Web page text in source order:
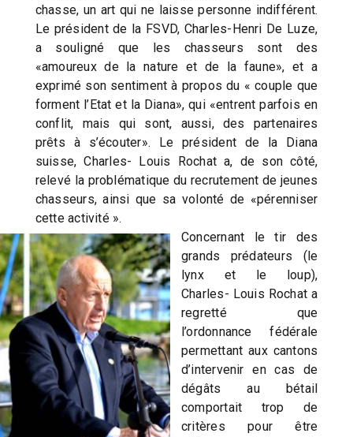
chasse, un art qui ne laisse personne indifférent.
Le président de la FSVD, Charles-Henri De Luze,
a souligné que les chasseurs sont des
«amoureux de la nature et de la faune», et a
exprimé son sentiment à propos du « couple que
forment l’Etat et la Diana», qui «entrent parfois en
conflit, mais qui sont, aussi, des partenaires
prêts à s’écouter». Le président de la Diana
suisse, Charles- Louis Rochat a, de son côté,
relevé la problématique du recrutement de jeunes
chasseurs, ainsi que sa volonté de «pérenniser
cette activité ».
Concernant le tir des
grands prédateurs (le
lynx et le loup),
Charles- Louis Rochat a
regretté que
l’ordonnance fédérale
permettant aux cantons
d’intervenir en cas de
dégâts au bétail
comportait trop de
critères pour être